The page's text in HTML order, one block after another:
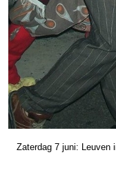
Zaterdag 7 juni: Leuven